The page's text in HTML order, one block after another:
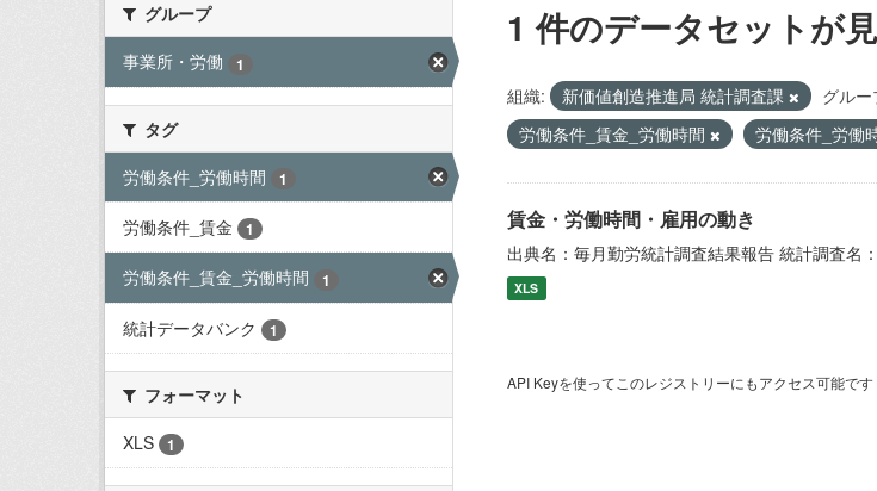
グループ
事業所・労働
1
タグ
労働条件_労働時間
1
労働条件_賃金 1
労働条件_賃金_労働時間 1
統計データバンク 1
フォーマット
XLS
1
1 件のデータセットが
組織: 新価値創造推進局 統計調査課 グルー
労働条件_賃金_労働時間
労働条件_労働
賃金・労働時間・雇用の動き
出典名：毎月勤労統計調査結果報告 統計調査名
XLS
API Keyを使ってこのレジストリーにもアクセス可能です